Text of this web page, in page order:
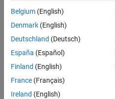
Belgium (English)
Denmark (English)
Deutschland (Deutsch)
España (Español)
Finland (English)
France (Français)
Ireland (English)